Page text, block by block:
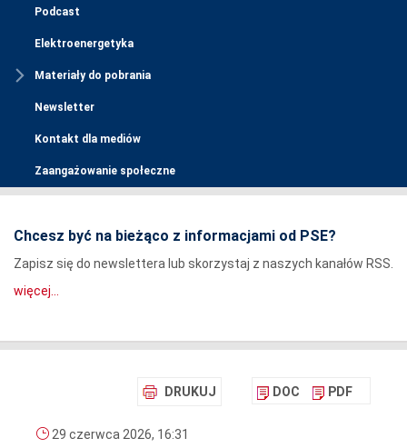
Podcast
Elektroenergetyka
Materiały do pobrania
Newsletter
Kontakt dla mediów
Zaangażowanie społeczne
Chcesz być na bieżąco z informacjami od PSE?
Zapisz się do newslettera lub skorzystaj z naszych kanałów RSS.
więcej...
DRUKUJ DOC PDF
29 czerwca 2026, 16:31